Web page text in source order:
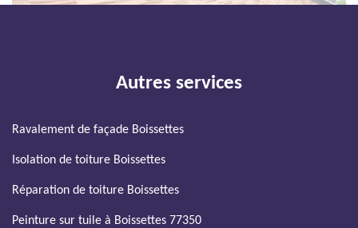
Autres services
Ravalement de façade Boissettes
Isolation de toiture Boissettes
Réparation de toiture Boissettes
Peinture sur tuile à Boissettes 77350